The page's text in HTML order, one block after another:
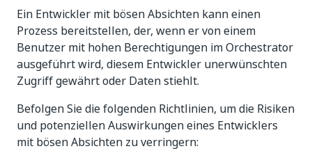
Ein Entwickler mit bösen Absichten kann einen
Prozess bereitstellen, der, wenn er von einem
Benutzer mit hohen Berechtigungen im Orchestrator
ausgeführt wird, diesem Entwickler unerwünschten
Zugriff gewährt oder Daten stiehlt.
Befolgen Sie die folgenden Richtlinien, um die Risiken
und potenziellen Auswirkungen eines Entwicklers
mit bösen Absichten zu verringern: